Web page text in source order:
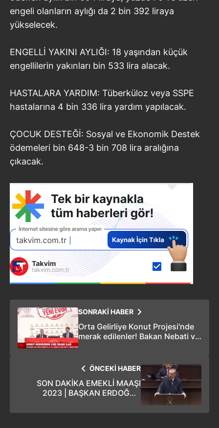
engeli olanların aylığı da 2 bin 392 liraya
yükselecek.
ENGELLİ YAKINI AYLIĞI: 18 yaşından küçük
engellilerin yakınları bin 533 lira alacak.
HASTALARA YARDIM: Tüberküloz veya SSPE
hastalarına 4 bin 336 lira yardım yapılacak.
ÇOCUK DESTEĞİ: Sosyal ve Ekonomik Destek
ödemeleri bin 648-3 bin 708 lira aralığına
çıkacak.
SONRAKİ HABER
Orta Gelirliye Konut Projesi'nde
merak edilenler! Bakan Nebati ve
ÖNCEKİ HABER
SON DAKİKA EMEKLİ MAAŞI
2023 | BAŞKAN ERDOĞAN
yüzde 30 oldu! En düşük emekli